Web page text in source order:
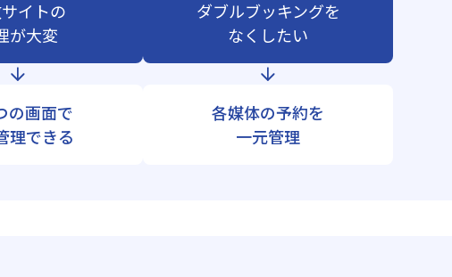
イトの
が大変
の画面で
理できる
ダブルブッキングを
なくしたい
各媒体の予約を
一元管理